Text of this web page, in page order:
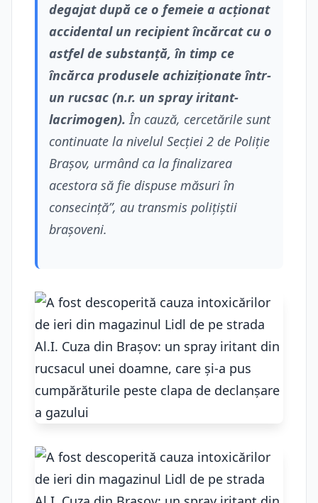
degajat după ce o femeie a acționat
accidental un recipient încărcat cu o
astfel de substanță, în timp ce
încărca produsele achiziționate într-
un rucsac (n.r. un spray iritant-
lacrimogen). În cauză, cercetările sunt
continuate la nivelul Secției 2 de Poliție
Brașov, urmând ca la finalizarea
acestora să fie dispuse măsuri în
consecință”, au transmis polițiștii
brașoveni.